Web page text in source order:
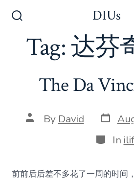
contentToggle
DIUs
Tag:达芬
The Da
Post
author
By David Post
date
In
前前后后差不多花了一周的时间